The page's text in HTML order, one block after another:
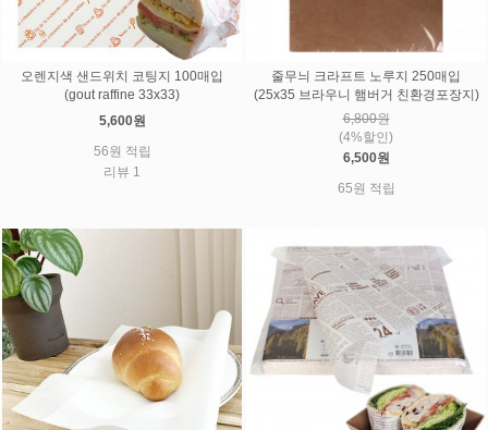
오렌지색 샌드위치 코팅지 100매입
(gout raffine 33x33)
5,600원
56원 적립
리뷰 1
줄무늬 크라프트 노루지 250매입
(25x35 브라우니 햄버거 친환경포장지)
6,800원
(4%할인)
6,500원
65원 적립